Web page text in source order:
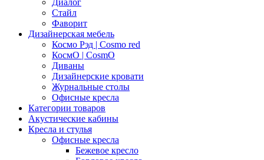
Диалог
Стайл
Фаворит
Дизайнерская мебель
Космо Рэд | Cosmo red
КосмО | CosmO
Диваны
Дизайнерские кровати
Журнальные столы
Офисные кресла
Категории товаров
Акустические кабины
Кресла и стулья
Офисные кресла
Бежевое кресло